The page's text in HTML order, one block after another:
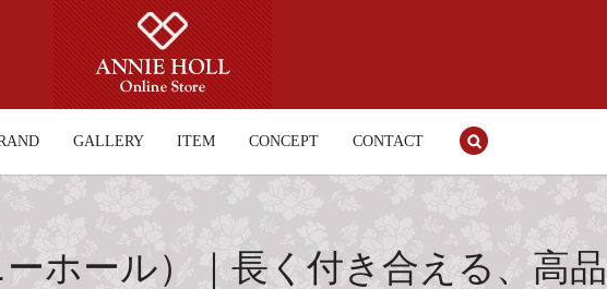
GALLERY ITEM CONCEPT CONTACT
ホール）｜長く付き合える、高